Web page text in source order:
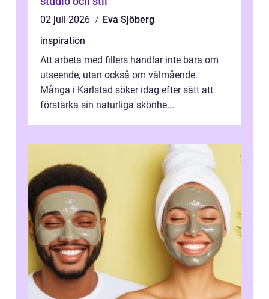
02 juli 2026
Eva Sjöberg
inspiration
Att arbeta med fillers handlar inte bara om
utseende, utan också om välmående.
Många i Karlstad söker idag efter sätt att
förstärka sin naturliga skönhe...